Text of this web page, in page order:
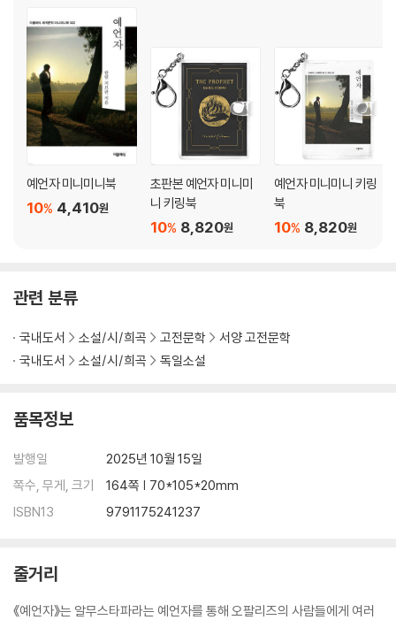
예언자 미니미니북
4,410원
10%
초판본 예언자 미니미
니 키링북
8,820원
10%
예언자 미니미니 키링
북
8,820원
10%
관련 분류
국내도서 소설/시/희곡 고전문학
서양 고전문학
국내도서
소설/시/희곡 독일소설
품목정보
발행일
2025년 10월 15일
쪽수, 무게, 크기
164쪽 | 70*105*20mm
ISBN13
9791175241237
줄거리
《예언자》는 알무스타파라는 예언자를 통해 오팔리즈의 사람들에게 여러